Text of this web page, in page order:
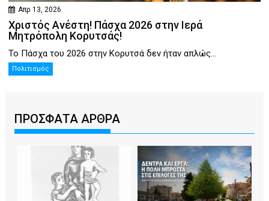
Απρ 13, 2026
Χριστός Ανέστη! Πάσχα 2026 στην Ιερά
Μητρόπολη Κορυτσάς!
Το Πάσχα του 2026 στην Κορυτσά δεν ήταν απλώς...
Πολιτισμός
ΠΡΟΣΦΑΤΑ ΑΡΘΡΑ